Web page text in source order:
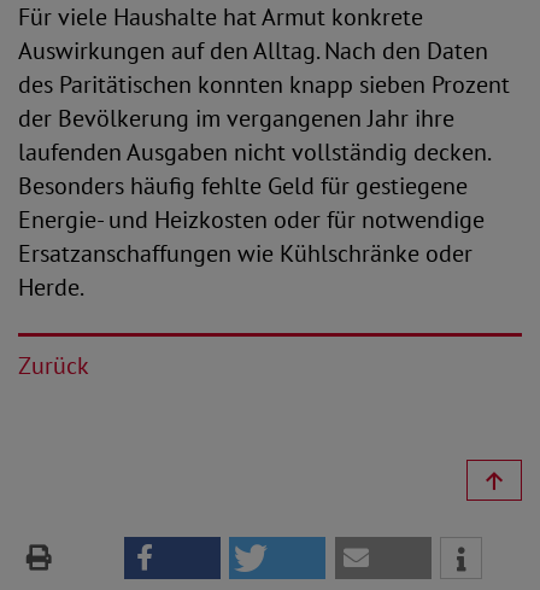
Für viele Haushalte hat Armut konkrete
Auswirkungen auf den Alltag. Nach den Daten
des Paritätischen konnten knapp sieben Prozent
der Bevölkerung im vergangenen Jahr ihre
laufenden Ausgaben nicht vollständig decken.
Besonders häufig fehlte Geld für gestiegene
Energie- und Heizkosten oder für notwendige
Ersatzanschaffungen wie Kühlschränke oder
Herde.
Zurück